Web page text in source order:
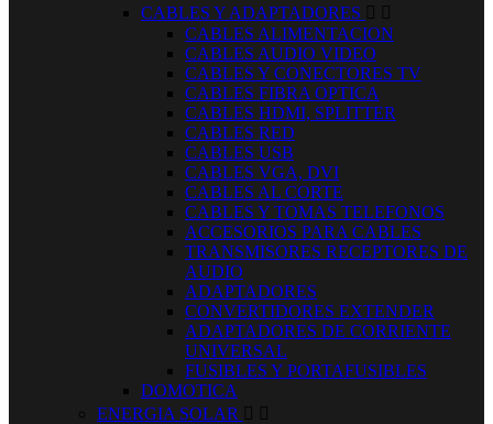
CABLES Y ADAPTADORES  
CABLES ALIMENTACION
CABLES AUDIO VIDEO
CABLES Y CONECTORES TV
CABLES FIBRA OPTICA
CABLES HDMI, SPLITTER
CABLES RED
CABLES USB
CABLES VGA, DVI
CABLES AL CORTE
CABLES Y TOMAS TELEFONOS
ACCESORIOS PARA CABLES
TRANSMISORES RECEPTORES DE
AUDIO
ADAPTADORES
CONVERTIDORES EXTENDER
ADAPTADORES DE CORRIENTE
UNIVERSAL
FUSIBLES Y PORTAFUSIBLES
DOMOTICA
ENERGIA SOLAR  